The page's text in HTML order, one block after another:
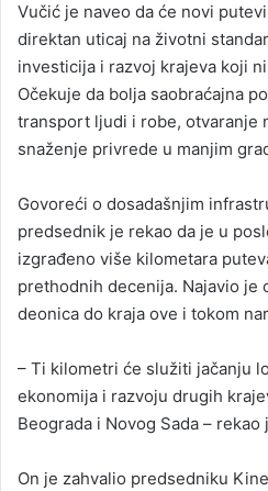
Vučić je naveo da će novi
direktan uticaj na životni
investicija i razvoj krajeva koji
Očekuje da bolja saobraćajna
transport ljudi i robe, otvaranje
snaženje privrede u manjim
Govoreći o dosadašnjim
predsednik je rekao da je u
izgrađeno više kilometara
prethodnih decenija. Najavio je
deonica do kraja ove i tokom
– Ti kilometri će služiti jačanju
ekonomija i razvoju drugih
Beograda i Novog Sada – rekao
On je zahvalio predsedniku